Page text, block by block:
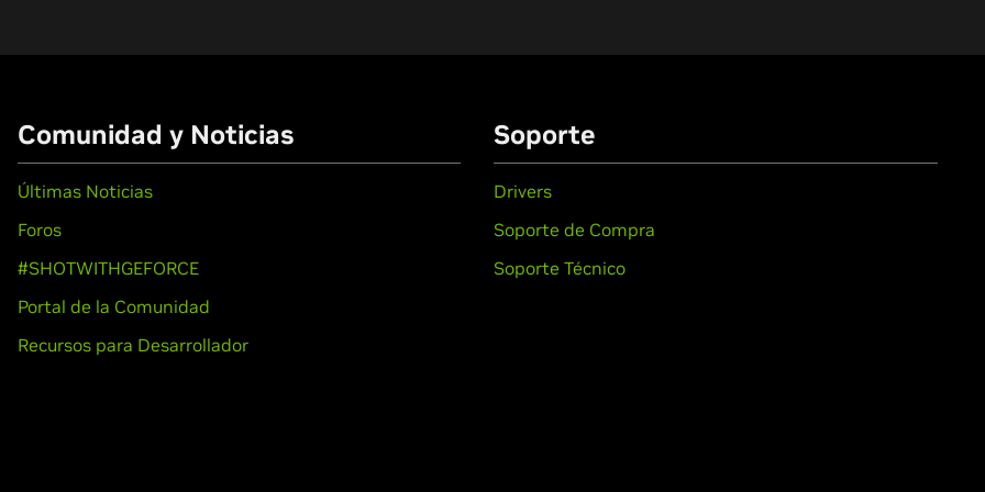
Comunidad y Noticias
Últimas Noticias
Foros
#SHOTWITHGEFORCE
Portal de la Comunidad
Recursos para Desarrollador
Soporte
Drivers
Soporte de Compra
Soporte Técnico